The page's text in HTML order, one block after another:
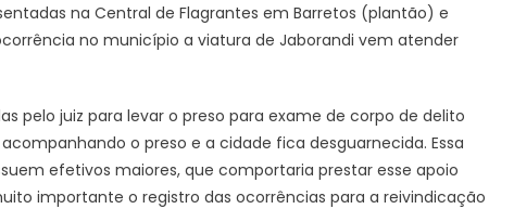
na Central de Flagrantes em Barretos (plantão) e
no município a viatura de Jaborandi vem atender
pelo juiz para levar o preso para exame de corpo de delito
o preso e a cidade fica desguarnecida. Essa
efetivos maiores, que comportaria prestar esse apoio
importante o registro das ocorrências para a reivindicação